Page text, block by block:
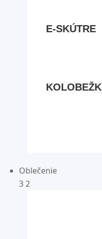
E-SKÚTRE
Oblečenie
3 2